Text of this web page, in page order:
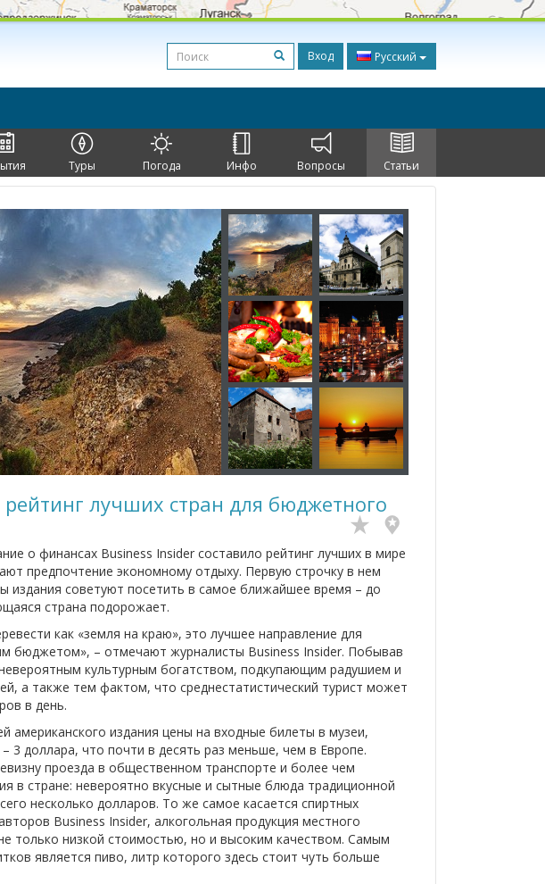
Вход Русский
Туры Погода Инфо Вопросы Статьи
лучших стран для бюджетного
о финансах Business Insider составило рейтинг лучших в мире
предпочтение экономному отдыху. Первую строчку в нем
издания советуют посетить в самое ближайшее время – до
страна подорожает.
как «земля на краю», это лучшее направление для
бюджетом», – отмечают журналисты Business Insider. Побывав
культурным богатством, подкупающим радушием и
а также тем фактом, что среднестатистический турист может
в день.
американского издания цены на входные билеты в музеи,
3 доллара, что почти в десять раз меньше, чем в Европе.
проезда в общественном транспорте и более чем
в стране: невероятно вкусные и сытные блюда традиционной
несколько долларов. То же самое касается спиртных
Business Insider, алкогольная продукция местного
только низкой стоимостью, но и высоким качеством. Самым
является пиво, литр которого здесь стоит чуть больше